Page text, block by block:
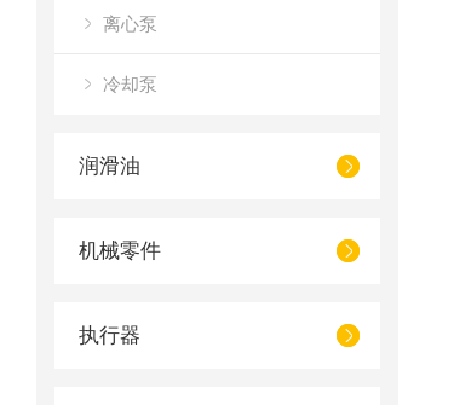
离心泵
冷却泵
润滑油
机械零件
执行器